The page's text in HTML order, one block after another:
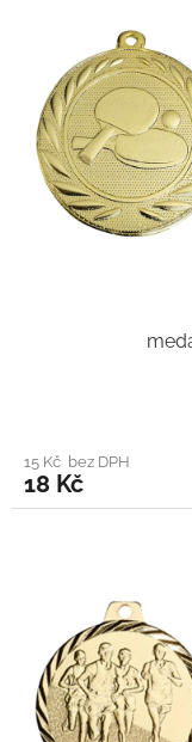
15 Kč bez DPH
18 Kč